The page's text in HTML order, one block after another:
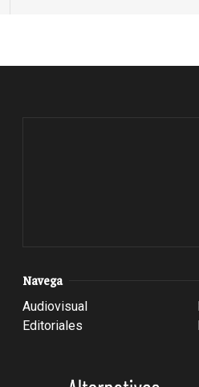
Navega
Audiovisual
Editoriales